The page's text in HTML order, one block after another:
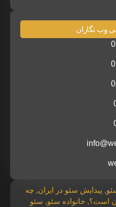
وب نگاران
, پیدایش سئو در ایران, چه
است؟, خانواده سئو, سئو